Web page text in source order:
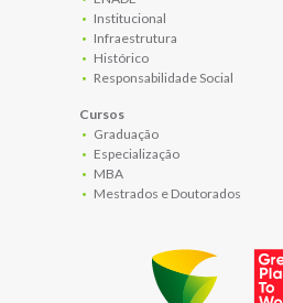
Institucional
Infraestrutura
Histórico
Responsabilidade Social
Cursos
Graduação
Especialização
MBA
Mestrados e Doutorados